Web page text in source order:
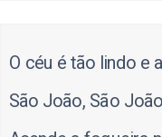
O céu é tão lindo e
São João, São